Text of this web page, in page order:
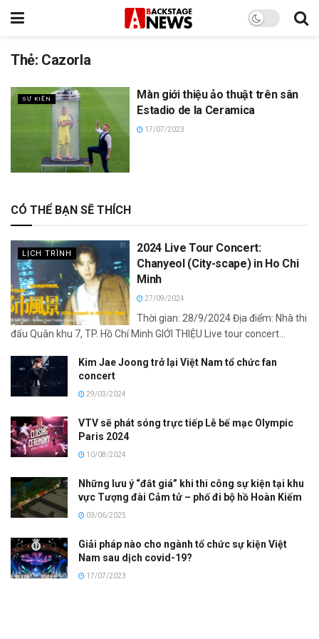
Thẻ: Cazorla
SỰ KIỆN
Màn giới thiệu ảo thuật trên sân
Estadio de la Ceramica
17/07/2023
CÓ THỂ BẠN SẼ THÍCH
LỊCH TRÌNH
2024 Live Tour Concert:
Chanyeol (City-scape) in Ho Chi
Minh
27/09/2024
Thời gian: 28/9/2024 Địa điểm: Nhà thi
đấu Quân khu 7, TP. Hồ Chí Minh GIỚI THIỆU Live tour concert...
Kim Jae Joong trở lại Việt Nam tổ chức fan
concert
29/03/2024
VTV sẽ phát sóng trực tiếp Lễ bế mạc Olympic
Paris 2024
10/08/2024
Những lưu ý “đắt giá” khi thi công sự kiện tại khu
vực Tượng đài Cảm tử – phố đi bộ hồ Hoàn Kiếm
03/06/2025
Giải pháp nào cho ngành tổ chức sự kiện Việt
Nam sau dịch covid-19?
17/07/2023